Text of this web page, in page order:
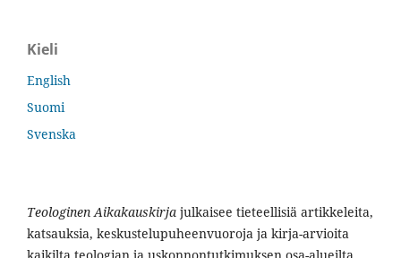
Kieli
English
Suomi
Svenska
Teologinen Aikakauskirja julkaisee tieteellisiä artikkeleita,
katsauksia, keskustelupuheenvuoroja ja kirja-arvioita